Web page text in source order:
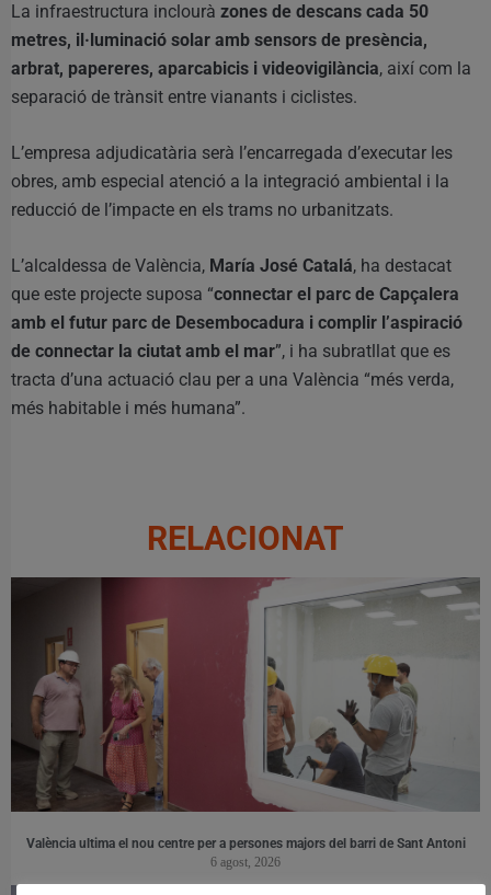
La infraestructura inclourà zones de descans cada 50
metres, il·luminació solar amb sensors de presència,
arbrat, papereres, aparcabicis i videovigilància, així com la
separació de trànsit entre vianants i ciclistes.
L’empresa adjudicatària serà l’encarregada d’executar les
obres, amb especial atenció a la integració ambiental i la
reducció de l’impacte en els trams no urbanitzats.
L’alcaldessa de València, María José Catalá, ha destacat
que este projecte suposa “connectar el parc de Capçalera
amb el futur parc de Desembocadura i complir l’aspiració
de connectar la ciutat amb el mar”, i ha subratllat que es
tracta d’una actuació clau per a una València “més verda,
més habitable i més humana”.
RELACIONAT
València ultima el nou centre per a persones majors del barri de Sant Antoni
6 agost, 2026